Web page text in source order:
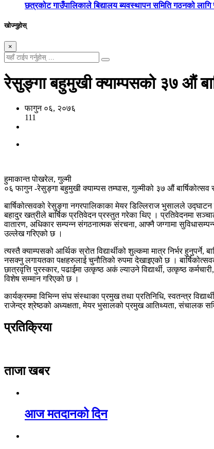
छत्रकोट गाउँपालिकाले बिद्यालय ब्यवस्थापन समिति गठनको
खोज्नुहोस्
×
रेसुङ्गा बहुमुखी क्याम्पसको ३७ औं
फागुन ०६, २०७६
111
हुमाकान्त पोखरेल, गुल्मी
०६ फागुन -रेसुङ्गा बहुमुखी क्याम्पस तम्घास, गुल्मीको ३७ औं बार्षिकोत्सव
बार्षिकोत्सवको रेसुङ्गा नगरपालिकाका मेयर डिल्लिराज भुसालले
बहादुर खत्रीले बार्षिक प्रतिवेदन प्रस्तुत गरेका थिए । प्रतिवेदनमा
वातारण, अधिकार सम्पन्न संगठनात्मक संरचना, आफ्नै जग्गामा
उल्लेख गरिएको छ ।
त्यस्तै क्याम्पसको आर्थिक स्रोत विद्यार्थीको शुल्कमा मात्र निर्भर
नसक्नु लगायतका पक्षहरुलाई चुनौतिको रुपमा देखाइएको छ ।
छात्रवृत्ति पुरस्कार, पढाईमा उत्कृष्ठ अकं ल्याउने विद्यार्थी, उत्कृष्ठ
विशेष सम्मान गरिएको छ ।
कार्यक्रममा विभिन्न संघ संस्थाका प्रमुख तथा प्रतिनिधि, स्वतन्त्र
राजेन्द्र श्रेष्ठको अध्यक्षता, मेयर भुसालको प्रमुख आतिथ्यता, संचालक
प्रतिक्रिया
ताजा खबर
आज मतदानको दिन